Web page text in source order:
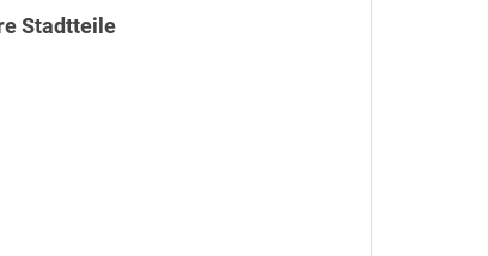
Stadtteile